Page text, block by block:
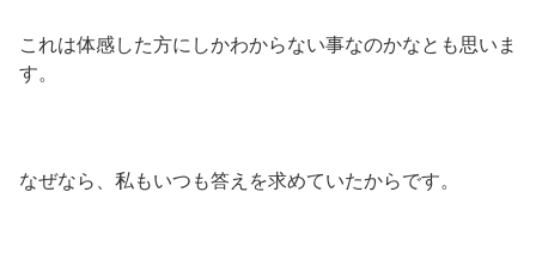
これは体感した方にしかわからない事なのかなとも思いま
す。
なぜなら、私もいつも答えを求めていたからです。